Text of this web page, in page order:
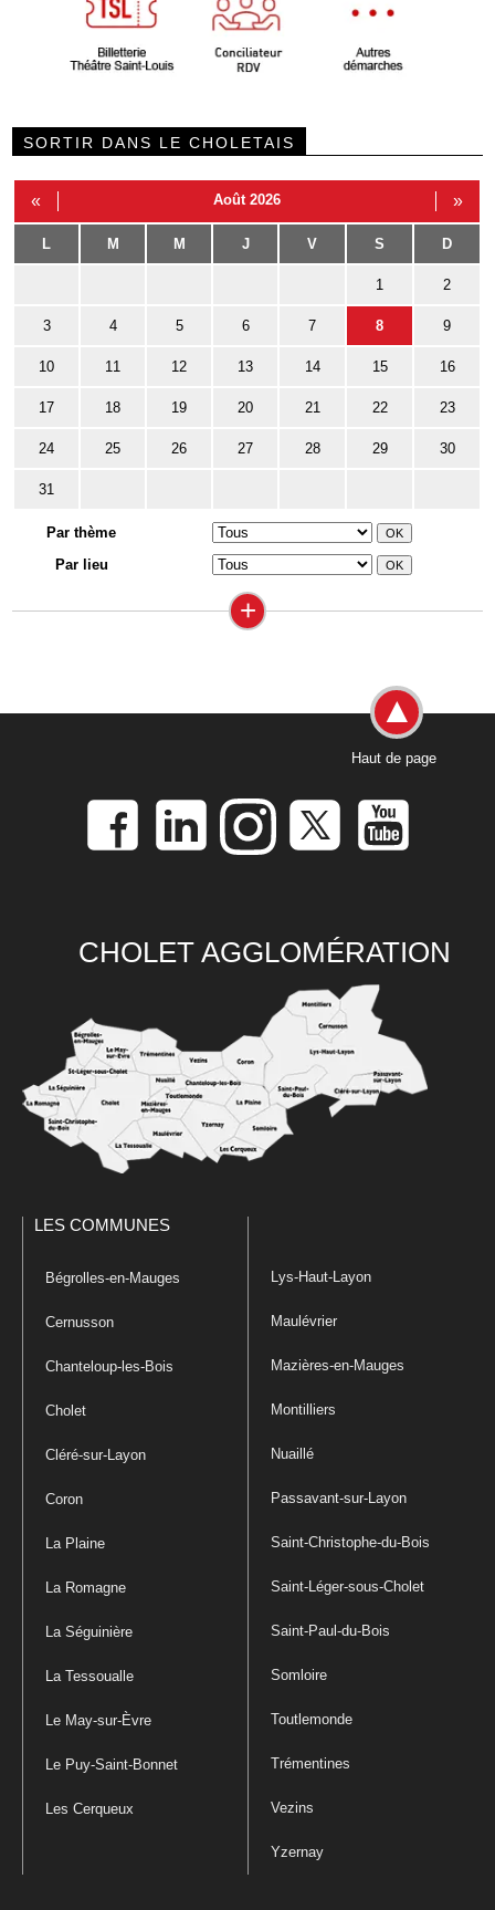
SORTIR DANS LE CHOLETAIS
« Août 2026 »
L M M J V S D
1 2
3 4 5 6 7 8 9
10 11 12 13 14 15 16
17 18 19 20 21 22 23
24 25 26 27 28 29 30
31
Par thème
Par lieu
+
Haut de page
CHOLET AGGLOMÉRATION
LES COMMUNES
Bégrolles-en-Mauges
Cernusson
Chanteloup-les-Bois
Cholet
Cléré-sur-Layon
Coron
La Plaine
La Romagne
La Séguinière
La Tessoualle
Le May-sur-Èvre
Le Puy-Saint-Bonnet
Les Cerqueux
Lys-Haut-Layon
Maulévrier
Mazières-en-Mauges
Montilliers
Nuaillé
Passavant-sur-Layon
Saint-Christophe-du-Bois
Saint-Léger-sous-Cholet
Saint-Paul-du-Bois
Somloire
Toutlemonde
Trémentines
Vezins
Yzernay